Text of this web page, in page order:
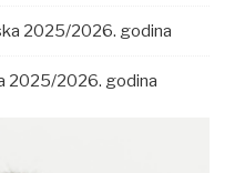
2025/2026. godina
2025/2026. godina